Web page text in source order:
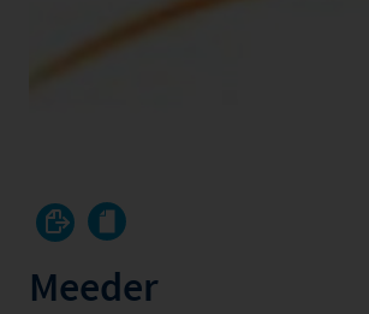
Meeder